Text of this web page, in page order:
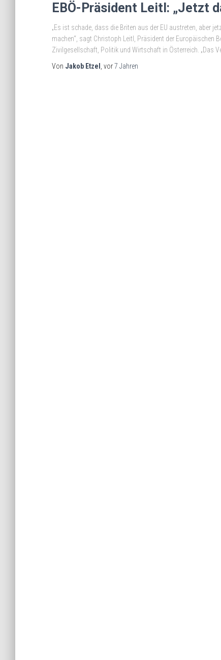
EBÖ-Präsident Leitl: „Jetzt
„Es ist schade, dass die Briten aus der EU austreten, aber
machen“, sagt Christoph Leitl, Präsident der Europäischen
Zivilgesellschaft, Politik und Wirtschaft in Österreich. „Das
Von Jakob Etzel , vor7 Jahren